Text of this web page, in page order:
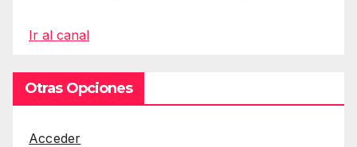
Ir al canal
Otras Opciones
Acceder